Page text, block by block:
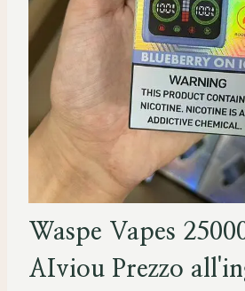
Waspe Vapes
AIviou Prezzo